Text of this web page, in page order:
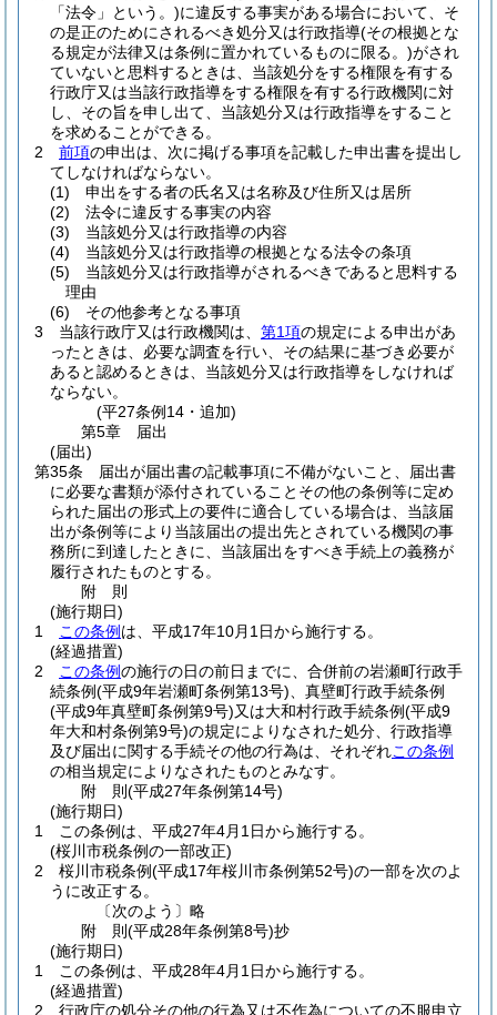
「法令」という。)に違反する事実がある場合において、そ
の是正のためにされるべき処分又は行政指導(その根拠とな
る規定が法律又は条例に置かれているものに限る。)がされ
ていないと思料するときは、当該処分をする権限を有する
行政庁又は当該行政指導をする権限を有する行政機関に対
し、その旨を申し出て、当該処分又は行政指導をすること
を求めることができる。
2
前項の申出は、次に掲げる事項を記載した申出書を提出し
てしなければならない。
(1)
申出をする者の氏名又は名称及び住所又は居所
(2)
法令に違反する事実の内容
(3)
当該処分又は行政指導の内容
(4)
当該処分又は行政指導の根拠となる法令の条項
(5)
当該処分又は行政指導がされるべきであると思料する
理由
(6)
その他参考となる事項
3
当該行政庁又は行政機関は、 第1項の規定による申出があ
ったときは、必要な調査を行い、その結果に基づき必要が
あると認めるときは、当該処分又は行政指導をしなければ
ならない。
(平27条例14・追加)
第5章
届出
(届出)
第35条
届出が届出書の記載事項に不備がないこと、届出書
に必要な書類が添付されていることその他の条例等に定め
られた届出の形式上の要件に適合している場合は、当該届
出が条例等により当該届出の提出先とされている機関の事
務所に到達したときに、当該届出をすべき手続上の義務が
履行されたものとする。
附 則
(施行期日)
1
この条例 は、平成17年10月1日から施行する。
(経過措置)
2
この条例の施行の日の前日までに、合併前の岩瀬町行政手
続条例(平成9年岩瀬町条例第13号) 、真壁町行政手続条例
(平成9年真壁町条例第9号)又は大和村行政手続条例(平成9
年大和村条例第9号)の規定によりなされた処分、行政指導
及び届出に関する手続その他の行為は、それぞれこの条例
の相当規定によりなされたものとみなす。
附 則(平成27年条例第14号)
(施行期日)
1
この条例は、平成27年4月1日から施行する。
(桜川市税条例の一部改正)
2
桜川市税条例(平成17年桜川市条例第52号)の一部を次のよ
うに改正する。
〔次のよう〕略
附 則(平成28年条例第8号)抄
(施行期日)
1
この条例は、平成28年4月1日から施行する。
(経過措置)
2
行政庁の処分その他の行為又は不作為についての不服申立